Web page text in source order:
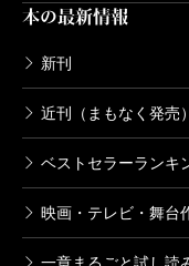
本の最新情報
新刊
近刊（まもなく発売）
ベストセラーランキ
映画・テレビ・舞台